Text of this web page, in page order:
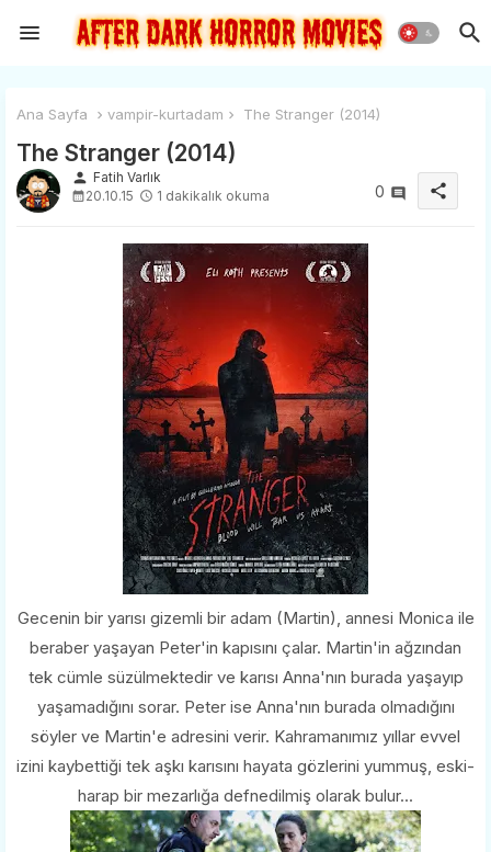
Ana Sayfa vampir-kurtadam The Stranger (2014)
The Stranger (2014)
person Fatih Varlık
20.10.15
1 dakikalık okuma 0 share
Gecenin bir yarısı gizemli bir adam (Martin), annesi Monica ile
beraber yaşayan Peter'in kapısını çalar. Martin'in ağzından
tek cümle süzülmektedir ve karısı Anna'nın burada yaşayıp
yaşamadığını sorar. Peter ise Anna'nın burada olmadığını
söyler ve Martin'e adresini verir. Kahramanımız yıllar evvel
izini kaybettiği tek aşkı karısını hayata gözlerini yummuş, eski-
harap bir mezarlığa defnedilmiş olarak bulur...